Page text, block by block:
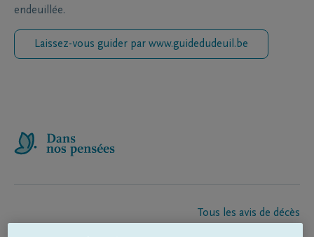
endeuillée.
Laissez-vous guider par www.guidedudeuil.be
Tous les avis de décès